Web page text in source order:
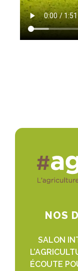
NOS
SALON
ÉCOUTE